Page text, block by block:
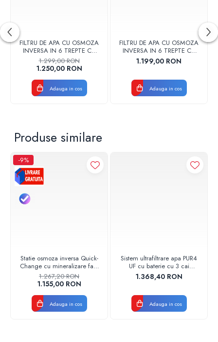
Tip conectare: Racord flexibil
FILTRU DE APA CU OSMOZA
INVERSA IN 6 TREPTE CU
MINERALIZARE CU POMPA SI
LAMPA UV KT-RO-50-UV
1.299,00 RON
1.250,00 RON
Adauga in cos
FILTRU DE APA CU OSMOZA
INVERSA IN 6 TREPTE CU
MINERALIZARE SI POMPA KT-
RO-50
1.199,00 RON
Adauga in cos
Produse similare
-9%
Statie osmoza inversa Quick-
Change cu mineralizare fara
pompa AQUA05432411100
Aquapur Valhoh Valrom
1.267,20 RON
1.155,00 RON
Adauga in cos
Sistem ultrafiltrare apa PUR4
UF cu baterie cu 3 cai
Aquapur Valhoh Valrom
AQUA04420411121
1.368,40 RON
Adauga in cos